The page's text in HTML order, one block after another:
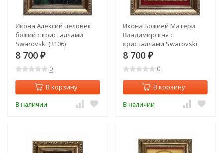
Икона Алексий человек
божий с кристаллами
Swarovski (2106)
8 700 ₽
0
В корзину
В наличии
Икона Божией Матери
Владимирская с
кристаллами Swarovski
(2104)
8 700 ₽
0
В корзину
В наличии